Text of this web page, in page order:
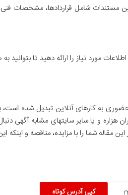
مستندات شامل قراردادها، مشخصات
مورد نیاز را ارائه دهید تا
حضوری به کارهای آنلاین تبدیل شده
هزاره و یا سایر سایتهای مشابه آگهی
مقاله شما را با مزایده، مناقصه و
کپی آدرس کوتاه